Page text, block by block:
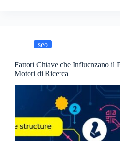
seo
Fattori Chiave che Influenzano il
Motori di Ricerca